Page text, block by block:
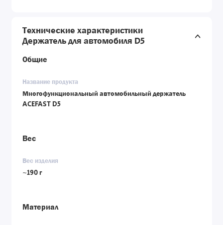
Технические характеристики
Держатель для автомобиля D5
Общие
Название продукта
Многофункциональный автомобильный держатель
ACEFAST D5
Вес
Вес изделия
~190 г
Материал